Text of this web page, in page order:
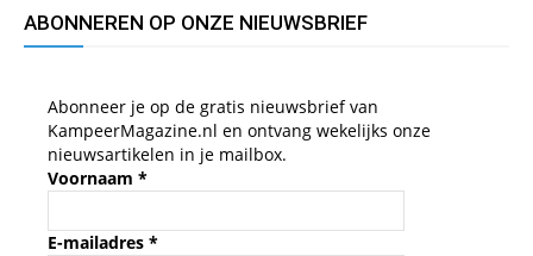
ABONNEREN OP ONZE NIEUWSBRIEF
Abonneer je op de gratis nieuwsbrief van
KampeerMagazine.nl en ontvang wekelijks onze
nieuwsartikelen in je mailbox.
Voornaam *
E-mailadres *